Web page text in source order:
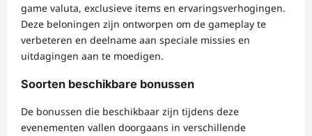
game valuta, exclusieve items en ervaringsverhogingen.
Deze beloningen zijn ontworpen om de gameplay te
verbeteren en deelname aan speciale missies en
uitdagingen aan te moedigen.
Soorten beschikbare bonussen
De bonussen die beschikbaar zijn tijdens deze
evenementen vallen doorgaans in verschillende